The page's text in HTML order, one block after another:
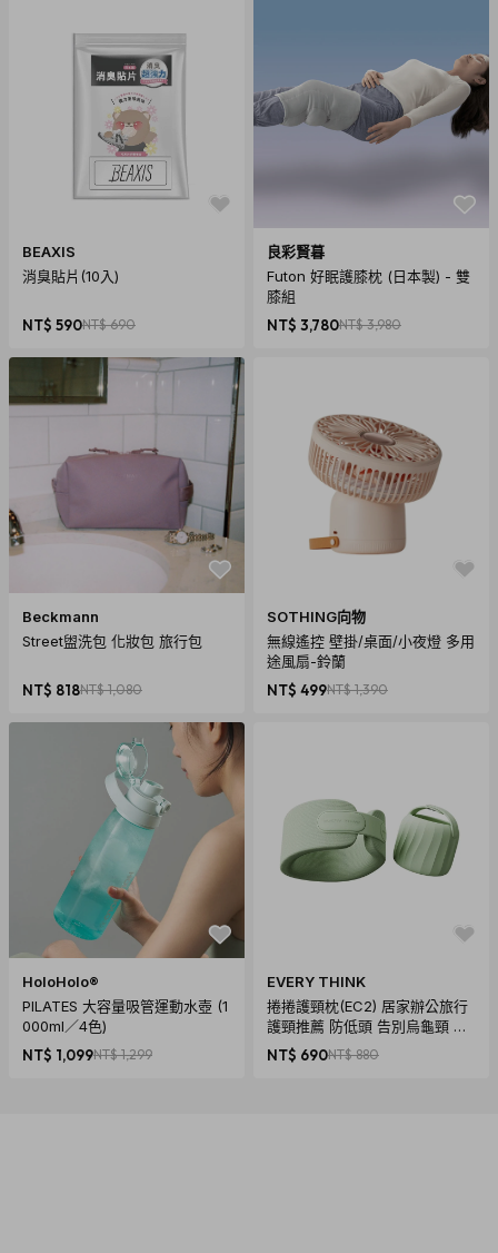
商品規格
產地：中國
內建電池：8000mAh（持久５小時）
光源：3 瓦特ＬＥＤ黃光
BEAXIS
消臭貼片(10入)
NT$ 590NT$ 690
良彩賢暮
Futon 好眠護膝枕 (日本製) - 雙
膝組
NT$ 3,780NT$ 3,980
Beckmann
Street盥洗包 化妝包 旅行包
NT$ 818NT$ 1,080
SOTHING向物
無線遙控 壁掛/桌面/小夜燈 多用
途風扇-鈴蘭
NT$ 499NT$ 1,390
HoloHolo®
PILATES 大容量吸管運動水壺 (1
000ml／4色)
NT$ 1,099NT$ 1,299
EVERY THINK
捲捲護頸枕(EC2) 居家辦公旅行
護頸推薦 防低頭 告別烏龜頸 頸
椎養護 多色可選
NT$ 690NT$ 880